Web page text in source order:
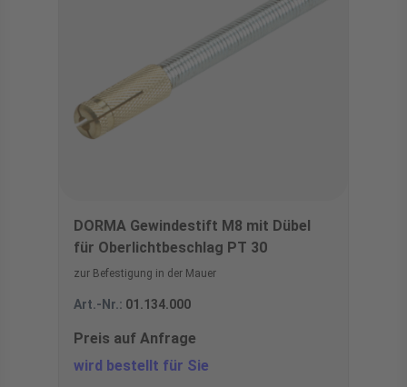
DORMA Gewindestift M8 mit Dübel
für Oberlichtbeschlag PT 30
zur Befestigung in der Mauer
Art.-Nr.: 01.134.000
Preis auf Anfrage
wird bestellt für Sie